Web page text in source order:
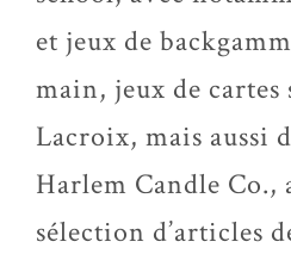
et jeux de
main, jeux de
Lacroix, mais aussi
Harlem Candle Co.,
sélection d’articles